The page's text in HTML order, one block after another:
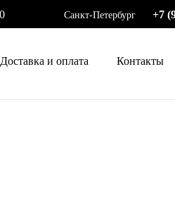
Санкт-Петербург +7
Доставка и оплата Контакты